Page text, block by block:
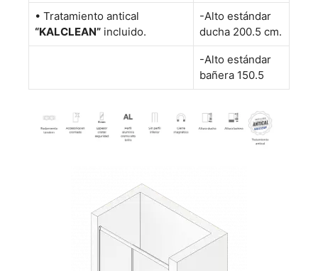
• Tratamiento antical
“KALCLEAN” incluido.
-Alto estándar
ducha 200.5 cm.
-Alto estándar
bañera 150.5